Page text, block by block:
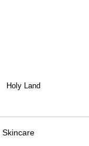
Holy Land